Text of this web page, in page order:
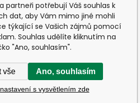
partneři potřebují Váš souhlas k
dat, aby Vám mimo jiné mohli
týkající se Vašich zájmů pomocí
Souhlas udělíte kliknutím na
"Ano, souhlasím".
vše Ano, souhlasím
nastavení s vysvětlením zde